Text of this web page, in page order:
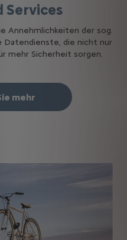
Services
Annehmlichkeiten der sog.
Datendienste, die nicht nur
mehr Sicherheit sorgen.
mehr